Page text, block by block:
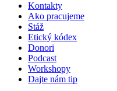
Kontakty
Ako pracujeme
Stáž
Etický kódex
Donori
Podcast
Workshopy
Dajte nám tip